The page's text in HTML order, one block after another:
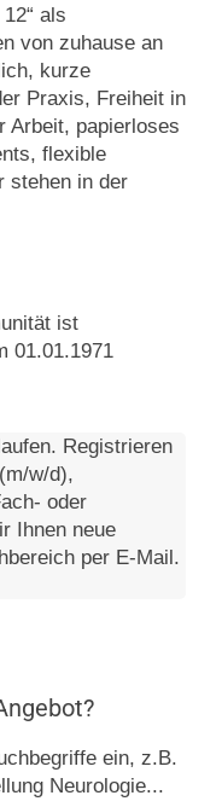
als
von zuhause an
kurze
Praxis, Freiheit in
Arbeit, papierloses
flexible
stehen in der
ist
01.01.1971
Registrieren
w/d),
oder
Ihnen neue
per E-Mail.
ein, z.B.
Neurologie...